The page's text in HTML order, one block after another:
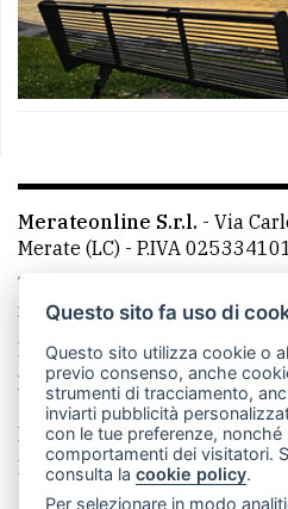
Merateonline S.r.l. - Via
Merate (LC) - P.IVA
Telefono:
mail:
La redazione
MerateOnline
Made by VIP
Privacy policy
Cookie policy
Rivedi le tue scelte sui cookie
Questo sito fa uso di
Questo sito utilizza cookie o
previo consenso, anche
strumenti di tracciamento,
inviarti pubblicità
con le tue preferenze,
comportamenti dei visitatori.
consulta lacookie policy.
Per selezionare in modo